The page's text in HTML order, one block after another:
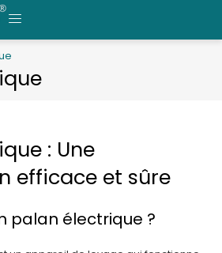
MENU
: Une
efficace et sûre
palan électrique ?